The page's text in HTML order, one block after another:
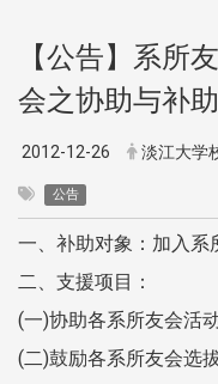
【公告】系所
会之协助与补助
2012-12-26 淡江大学
公告
一、补助对象：加入系
二、支援项目：
(一)协助各系所友会活
(二)鼓励各系所友会选